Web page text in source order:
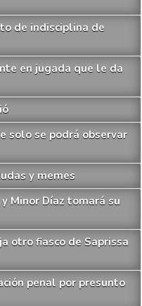
de indisciplina de
en jugada que le da
solo se podrá observar
y memes
Minor Díaz tomará su
otro fiasco de Saprissa
penal por presunto